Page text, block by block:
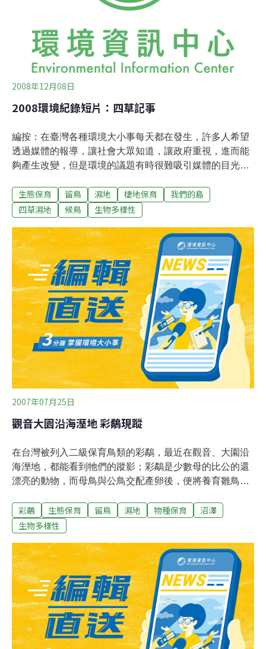
殖，今年也有9巢24隻小高蹺鴴報到。目前關渡公園約有
群約有80至90種。
2008年12月08日
2008環境紀錄短片：四草記事
編按：在臺灣各種環境大小事每天都在發生，許多人希望
透過媒體的報導，讓社會大眾知道，讓政府重視，進而能
夠產生改變，但是環境的議題有時很難吸引媒體的目光，
土地！」是公視「我們的島」節目，舉辦第一屆環境紀錄
短片徵件的主要用意，希望透過攝影者的雙眼，看見更多
件，「我們的島」選出了6部影片，將從11月24日起連續
六週，在「我們的島」節目中播出，每部環境短片，都呈
現出感動人心的樸質美感。 這只是一個開始，未來，「我
們的島」節目將會持續舉辦環境紀錄短片徵件活動，鼓勵
大家拿起攝影機，紀錄身邊的環境故事，更希望透過您的
雙眼，一同關懷這塊土地。過去五年，我們這群生態調查
者，接力式地，紀錄了台南四草每個月水鳥的變化，紀錄
了工業區成立後環境的改變，認識了許多漁民，也更加了
解這片土地。
生態保育 留鳥 濕地 棲地保育
我們的島
四草濕地
候鳥 生物多樣性
2007年07月25日
觀音大園沿海溼地 彩鷸現蹤
在台灣被列入二級保育鳥類的彩鷸，最近在觀音、大園沿
海溼地，都能看到牠們的蹤影；彩鷸是少數母的比公的還
漂亮的動物，而母鳥與公鳥交配產卵後，便將養育雛鳥的
有紅冠水雞、白腹秧雞等。一般而言，母鳥1年可以繁殖3
次，彩鷸覓食區主要以開闊草地與剛犁過的水田為主，生
們會在池塘邊和滿水水稻田的田埂上築巢，受到驚擾便立
即沒入隱密的藏身處。
彩鷸 生態保育 留鳥 濕地 物種保育
沼澤
生物多樣性